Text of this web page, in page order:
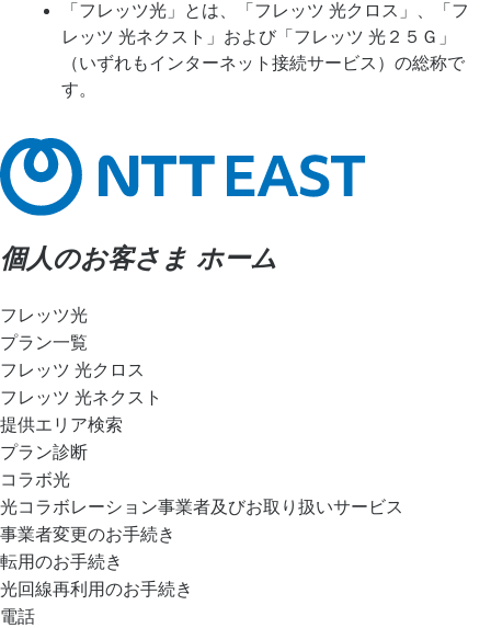
「フレッツ光」とは、「フレッツ 光クロス」、「フ
レッツ 光ネクスト」および「フレッツ 光２５Ｇ」
（いずれもインターネット接続サービス）の総称で
す。
個人のお客さま ホーム
フレッツ光
プラン一覧
フレッツ 光クロス
フレッツ 光ネクスト
提供エリア検索
プラン診断
コラボ光
光コラボレーション事業者及びお取り扱いサービス
事業者変更のお手続き
転用のお手続き
光回線再利用のお手続き
電話